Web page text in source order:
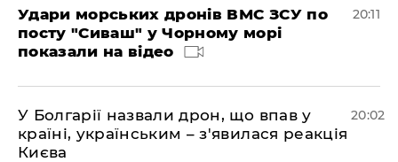
Удари морських дронів ВМС ЗСУ по
посту "Сиваш" у Чорному морі
показали на відео
20:11
У Болгарії назвали дрон, що впав у
країні, українським – з'явилася реакція
Києва
20:02